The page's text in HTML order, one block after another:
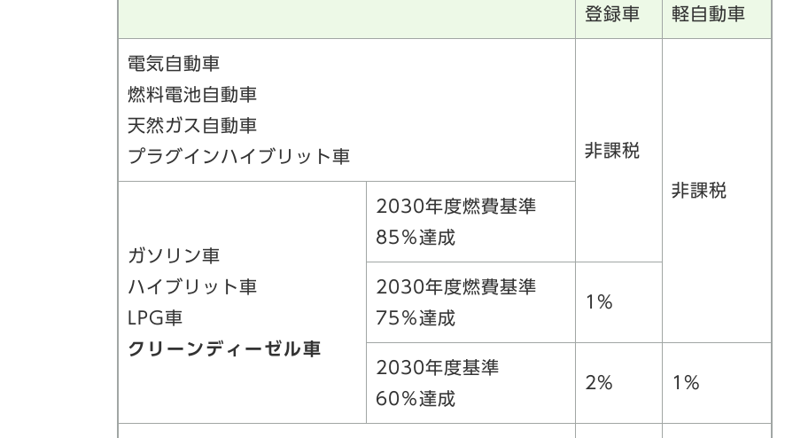
登録車 軽自動車
電気自動車
燃料電池自動車
天然ガス自動車
プラグインハイブリット車
非課税
非課税
ガソリン車
ハイブリット車
LPG車
クリーンディーゼル車
2030年度燃費基準
85％達成
2030年度燃費基準
75％達成
1%
2030年度基準
60％達成
2% 1%